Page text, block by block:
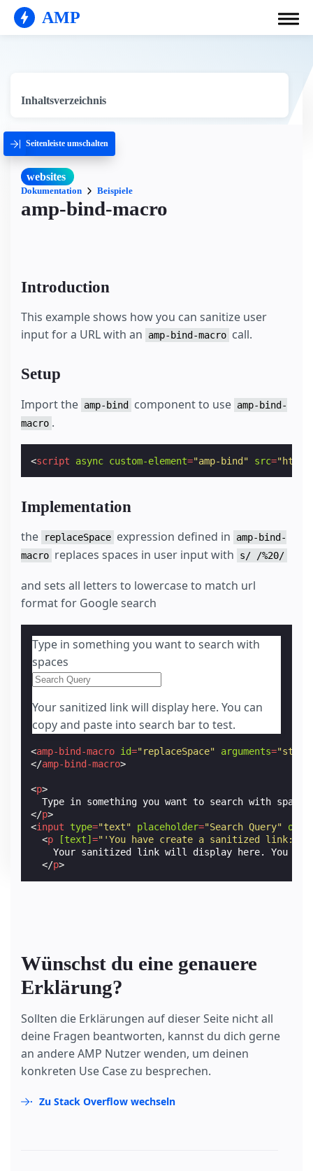
AMP
Inhaltsverzeichnis
Seitenleiste umschalten
websites
Dokumentation Beispiele
amp-bind-macro
Introduction
This example shows how you can sanitize user
input for a URL with an
amp-bind-macro call.
Setup
Import the amp-bind component to use amp-bind-
macro .
<script async custom-element="amp-bind" src=
Implementation
the replaceSpace expression defined in
amp-bind-
macro replaces spaces in user input with s/ /%20/
and sets all letters to lowercase to match url
format for Google search
Type in something you want to search with
spaces
Your sanitized link will display here. You can
copy and paste into search bar to test.
<amp-bind-macro id="replaceSpace" arguments="str"
</amp-bind-macro>
<p>
</p>
<input type="text" placeholder="Search Query" on
<p [text]="'You have create a sanitized link:
Your sanitized link will display here. You
</p>
Wünschst du eine genauere
Erklärung?
Sollten die Erklärungen auf dieser Seite nicht all
deine Fragen beantworten, kannst du dich gerne
an andere AMP Nutzer wenden, um deinen
konkreten Use Case zu besprechen.
Zu Stack Overflow wechseln